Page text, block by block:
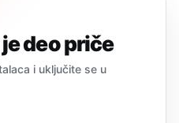
deo priče
i uključite se u